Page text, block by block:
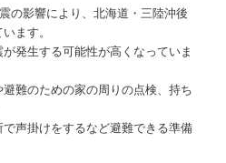
の影響により、北海道・三陸沖後
ます。
発生する可能性が高くなっていま
難のための家の周りの点検、持ち
声掛けをするなど避難できる準備